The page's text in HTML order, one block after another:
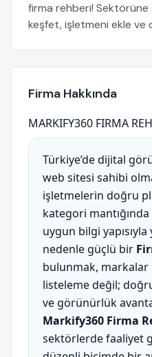
firma rehberi! Sektörüne
keşfet, işletmeni ekle ve
Firma Hakkında
MARKIFY360 FIRMA
Türkiye’de dijital
web sitesi sahibi
işletmelerin doğru
kategori mantığında
uygun bilgi
nedenle güçlü bir
bulunmak, markalar
listeleme değil;
ve görünürlük
Markify360 Firma
sektörlerde faaliyet